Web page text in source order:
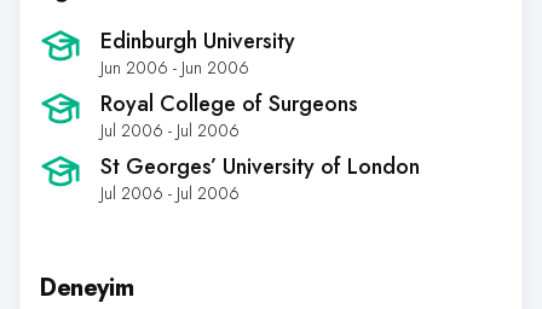
Edinburgh University
Jun 2006 - Jun 2006
Royal College of Surgeons
Jul 2006 - Jul 2006
St Georges’ University of London
Jul 2006 - Jul 2006
Deneyim